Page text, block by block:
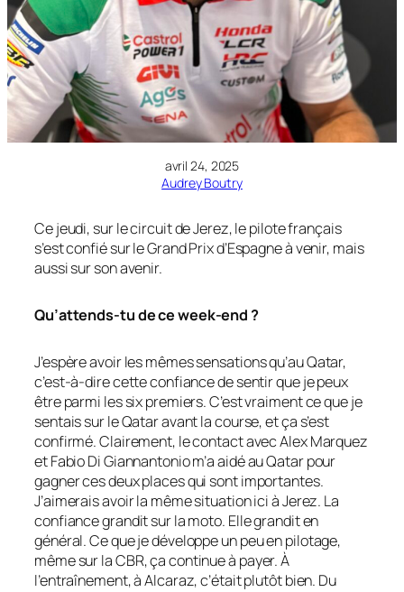
avril 24, 2025
Audrey Boutry
Ce jeudi, sur le circuit de Jerez, le pilote français
s’est confié sur le Grand Prix d’Espagne à venir, mais
aussi sur son avenir.
Qu’attends-tu de ce week-end ?
J’espère avoir les mêmes sensations qu’au Qatar,
c’est-à-dire cette confiance de sentir que je peux
être parmi les six premiers. C’est vraiment ce que je
sentais sur le Qatar avant la course, et ça s’est
confirmé. Clairement, le contact avec Alex Marquez
et Fabio Di Giannantonio m’a aidé au Qatar pour
gagner ces deux places qui sont importantes.
J’aimerais avoir la même situation ici à Jerez. La
confiance grandit sur la moto. Elle grandit en
général. Ce que je développe un peu en pilotage,
même sur la CBR, ça continue à payer. À
l’entraînement, à Alcaraz, c’était plutôt bien. Du